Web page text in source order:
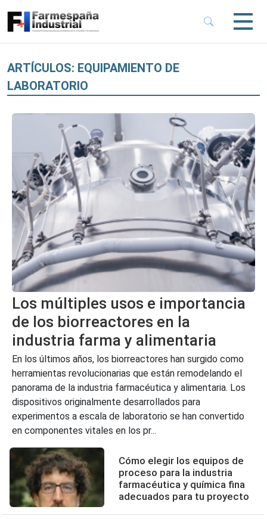
Menu
Menu
ARTÍCULOS: EQUIPAMIENTO DE
LABORATORIO
Los múltiples usos e importancia
de los biorreactores en la
industria farma y alimentaria
En los últimos años, los biorreactores han surgido como
herramientas revolucionarias que están remodelando el
panorama de la industria farmacéutica y alimentaria. Los
dispositivos originalmente desarrollados para
experimentos a escala de laboratorio se han convertido
en componentes vitales en los pr...
Cómo elegir los equipos de
proceso para la industria
farmacéutica y química fina
adecuados para tu proyecto